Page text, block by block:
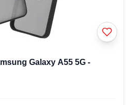
Galaxy A55 5G -